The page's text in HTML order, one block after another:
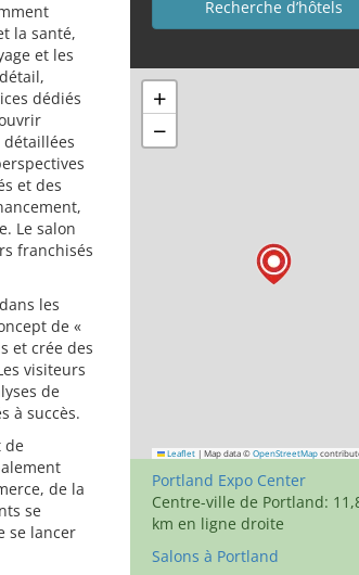
la santé,
et les
dédiés
et des
Le salon
franchisés
les
de «
et crée des
visiteurs
de
à succès.
de
de la
se
se lancer
+
−
Leaflet | Map data © OpenStreetMap
Portland Expo Center
Centre-ville de Portland:
km en ligne droite
Salons à Portland